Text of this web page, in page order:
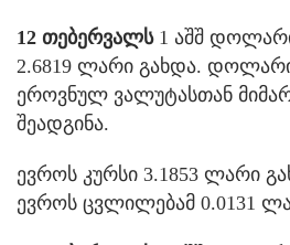
12 თებერვალს1 აშშ
2.6819 ლარი გახდა.
ეროვნულ ვალუტასთან
შეადგინა.
ევროს კურსი 3.1853 ლარი
ევროს ცვლილებამ 0.0131